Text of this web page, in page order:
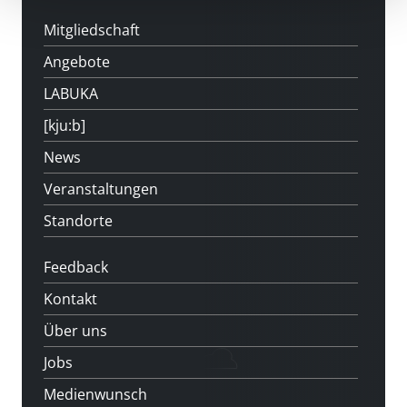
Mitgliedschaft
Angebote
LABUKA
[kju:b]
News
Veranstaltungen
Standorte
Feedback
Kontakt
Über uns
Jobs
Medienwunsch